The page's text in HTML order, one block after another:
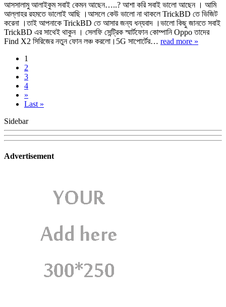
আসসালামু আলাইকুম সবাই কেমন আছেন…..? আশা করি সবাই ভালো আছেন । আমি
আল্লাহর রহমতে ভালোই আছি ।আসলে কেউ ভালো না থাকলে TrickBD তে ভিজিট
করেনা ।তাই আপনাকে TrickBD তে আসার জন্য ধন্যবাদ ।ভালো কিছু জানতে সবাই
TrickBD এর সাথেই থাকুন । সেলফি সেন্ট্রিক স্মার্টফোন কোম্পানি Oppo তাদের
Find X2 সিরিজের নতুন ফোন লঞ্চ করলো।5G সাপোর্টের… read more »
1
2
3
4
»
Last »
Sidebar
Advertisement